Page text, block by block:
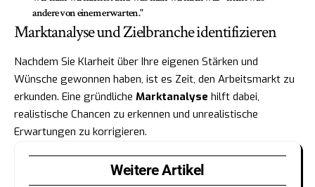
andere von einem erwarten."
Marktanalyse und Zielbranche identifizieren
Nachdem Sie Klarheit über Ihre eigenen Stärken und
Wünsche gewonnen haben, ist es Zeit, den Arbeitsmarkt zu
erkunden. Eine gründliche Marktanalyse hilft dabei,
realistische Chancen zu erkennen und unrealistische
Erwartungen zu korrigieren.
Weitere Artikel